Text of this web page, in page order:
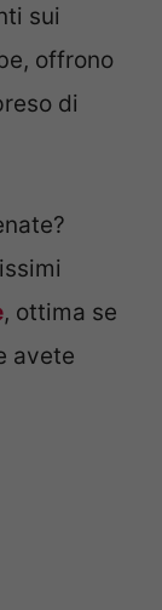
sui
offrono
di
, ottima se
avete